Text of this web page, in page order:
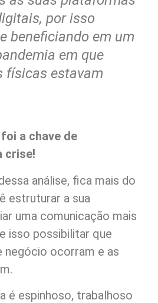
por isso
beneficiando em um
em que
físicas estavam
a chave de
crise!
análise, fica mais do
estruturar a sua
uma comunicação mais
isso possibilitar que
negócio ocorram e as
é espinhoso, trabalhoso